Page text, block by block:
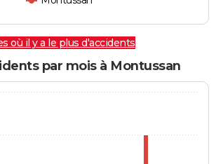
où il y a le plus d'accidents
par mois à Montussan